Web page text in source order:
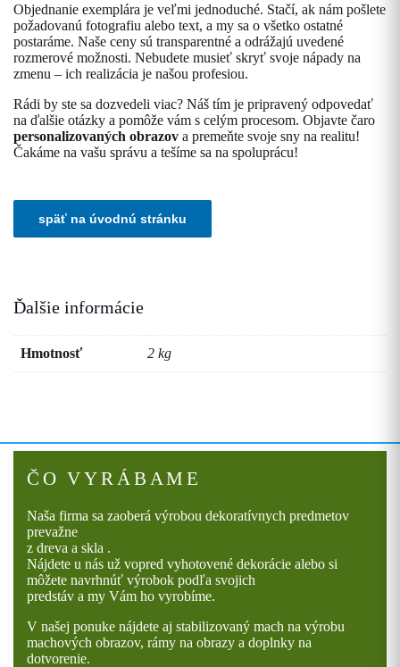
Objednanie exemplára je veľmi jednoduché. Stačí, ak nám pošlete
požadovanú fotografiu alebo text, a my sa o všetko ostatné
postaráme. Naše ceny sú transparentné a odrážajú uvedené
rozmerové možnosti. Nebudete musieť skryť svoje nápady na
zmenu – ich realizácia je našou profesiou.
Rádi by ste sa dozvedeli viac? Náš tím je pripravený odpovedať
na ďalšie otázky a pomôže vám s celým procesom. Objavte čaro
personalizovaných obrazov a premeňte svoje sny na realitu!
Čakáme na vašu správu a tešíme sa na spoluprácu!
Ďalšie informácie
Hmotnosť 2 kg
ČO VYRÁBAME
Naša firma sa zaoberá výrobou dekoratívnych predmetov
prevažne
z dreva a skla .
Nájdete u nás už vopred vyhotovené dekorácie alebo si
môžete navrhnúť výrobok podľa svojich
predstáv a my Vám ho vyrobíme.
V našej ponuke nájdete aj stabilizovaný mach na výrobu
machových obrazov, rámy na obrazy a doplnky na
dotvorenie.